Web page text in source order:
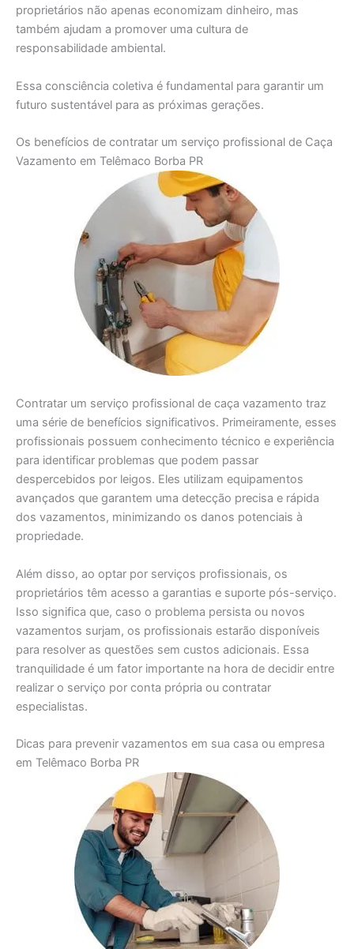
proprietários não apenas economizam dinheiro, mas
também ajudam a promover uma cultura de
responsabilidade ambiental.
Essa consciência coletiva é fundamental para garantir um
futuro sustentável para as próximas gerações.
Os benefícios de contratar um serviço profissional de Caça
Vazamento em Telêmaco Borba PR
Contratar um serviço profissional de caça vazamento traz
uma série de benefícios significativos. Primeiramente, esses
profissionais possuem conhecimento técnico e experiência
para identificar problemas que podem passar
despercebidos por leigos. Eles utilizam equipamentos
avançados que garantem uma detecção precisa e rápida
dos vazamentos, minimizando os danos potenciais à
propriedade.
Além disso, ao optar por serviços profissionais, os
proprietários têm acesso a garantias e suporte pós-serviço.
Isso significa que, caso o problema persista ou novos
vazamentos surjam, os profissionais estarão disponíveis
para resolver as questões sem custos adicionais. Essa
tranquilidade é um fator importante na hora de decidir entre
realizar o serviço por conta própria ou contratar
especialistas.
Dicas para prevenir vazamentos em sua casa ou empresa
em Telêmaco Borba PR